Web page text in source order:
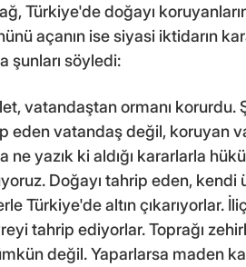
Türkiye'de doğayı
açanın ise siyasi iktidarın
şunları söyledi:
vatandaştan ormanı korurdu.
eden vatandaş değil, koruyan
ne yazık ki aldığı kararlarla
Doğayı tahrip eden,
Türkiye'de altın çıkarıyorlar.
tahrip ediyorlar. Toprağı
değil. Yaparlarsa maden